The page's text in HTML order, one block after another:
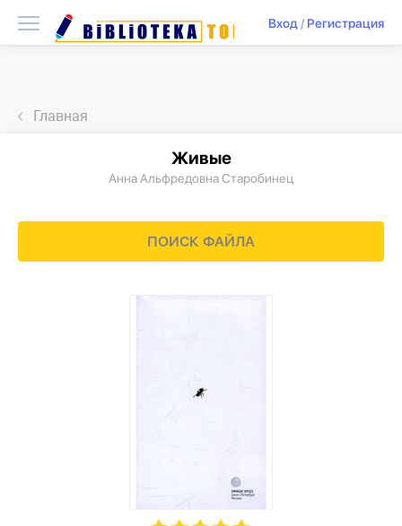
Вход/ Регистрация
Главная
Живые
Анна Альфредовна Старобинец
ПОИСК ФАЙЛА